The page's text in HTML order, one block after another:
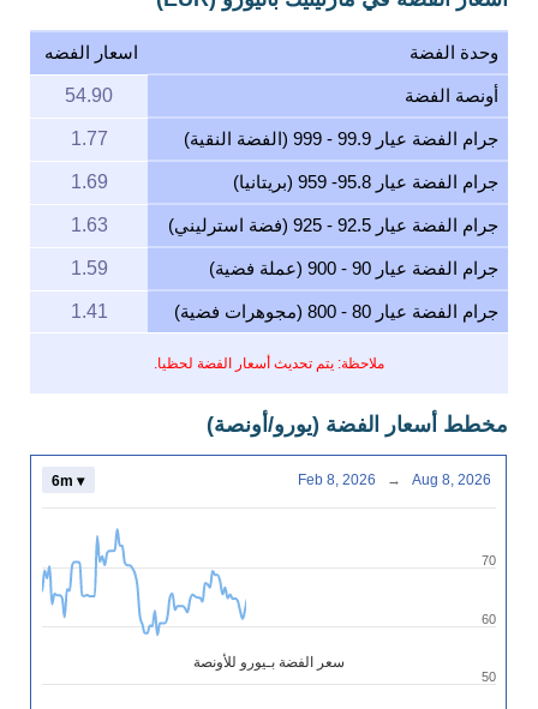
وحدة الفضة اسعار الفضه
ملاحظة: يتم تحديث أسعار الفضة لحظيا.
أونصة الفضة 54.90
جرام الفضة عيار 99.9 - 999 (الفضة النقية) 1.77
جرام الفضة عيار 95.8- 959 (بريتانيا) 1.69
جرام الفضة عيار 92.5 - 925 (فضة استرليني) 1.63
جرام الفضة عيار 90 - 900 (عملة فضية) 1.59
جرام الفضة عيار 80 - 800 (مجوهرات فضية) 1.41
مخطط أسعار الفضة (يورو/أونصة)
سعر الفضة بـيورو للأونصة
50
60
70
6m ▾ Feb 8, 2026 → Aug 8, 2026